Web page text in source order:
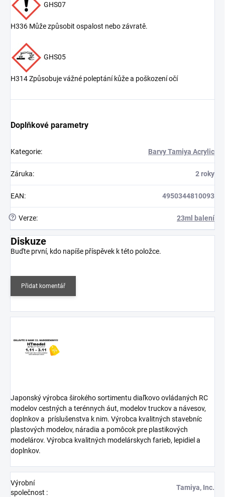
GHS07
H336 Může způsobit ospalost nebo závratě.
GHS05
H314 Způsobuje vážné poleptání kůže a poškození očí
Doplňkové parametry
Kategorie: Barvy Tamiya Acrylic
Záruka: 2 roky
EAN: 4950344810093
? Verze: 23ml balení
Diskuze
Buďte první, kdo napíše příspěvek k této položce.
Přidat komentář
Japonský výrobca širokého sortimentu diaľkovo ovládaných RC
modelov cestných a terénnych áut, modelov truckov a návesov,
doplnkov a príslušenstva k nim. Výrobca kvalitných stavebníc
plastových modelov, náradia a pomôcok pre plastikových
modelárov. Výrobca kvalitných modelárskych farieb, lepidiel a
doplnkov.
Výrobní
společnost :
Tamiya, Inc.